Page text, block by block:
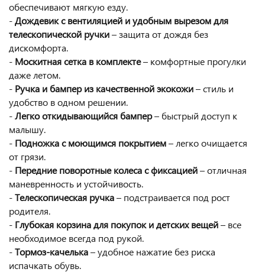
обеспечивают мягкую езду.
-Дождевик с вентиляцией и удобным вырезом для
телескопической ручки– защита от дождя без
дискомфорта.
- Москитная сетка в комплекте– комфортные прогулки
даже летом.
- Ручка и бампер из качественной экокожи– стиль и
удобство в одном решении.
-Легко откидывающийся бампер– быстрый доступ к
малышу.
- Подножка с моющимся покрытием– легко очищается
от грязи.
- Передние поворотные колеса с фиксацией– отличная
маневренность и устойчивость.
-Телескопическая ручка– подстраивается под рост
родителя.
- Глубокая корзина для покупок и детских вещей– все
необходимое всегда под рукой.
-Тормоз-качелька– удобное нажатие без риска
испачкать обувь.